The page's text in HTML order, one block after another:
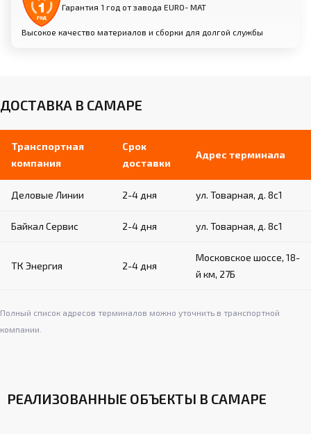
Возможность индивидуальной настройки
натяжения для оптимальной жесткости
Прочные металлические анкеры для фиксации
к стене
Возможность установки на различные типы
стен (бетон, кирпич и т.д.)
Обеспечивают надежность и устойчивость
Простой монтаж и демонтаж при
Гарантия 1 год от завода EURO- МАТ
Высокое качество материалов и сборки для долгой службы
ДОСТАВКА В САМАРЕ
Транспортная
компания
Срок
доставки
Адрес терминала
Деловые Линии 2-4 дня ул. Товарная, д. 8с1
Байкал Сервис 2-4 дня ул. Товарная, д. 8с1
ТК Энергия 2-4 дня
Московское шоссе, 18-
й км, 27Б
Полный список адресов терминалов можно уточнить в транспортной
компании.
РЕАЛИЗОВАННЫЕ ОБЪЕКТЫ В САМАРЕ